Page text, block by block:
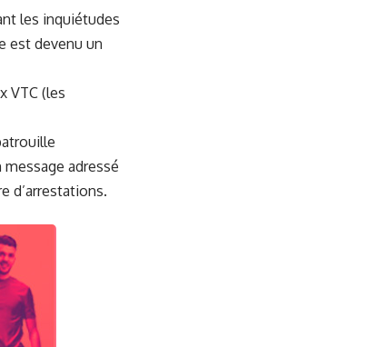
les inquiétudes
est devenu un
VTC (les
adressé
d’arrestations.